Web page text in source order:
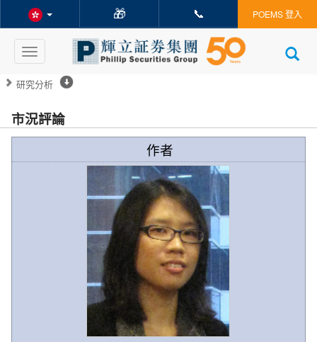
🎁 📞 POEMS 登入
Toggle
navigation
研究分析
市況評論
作者